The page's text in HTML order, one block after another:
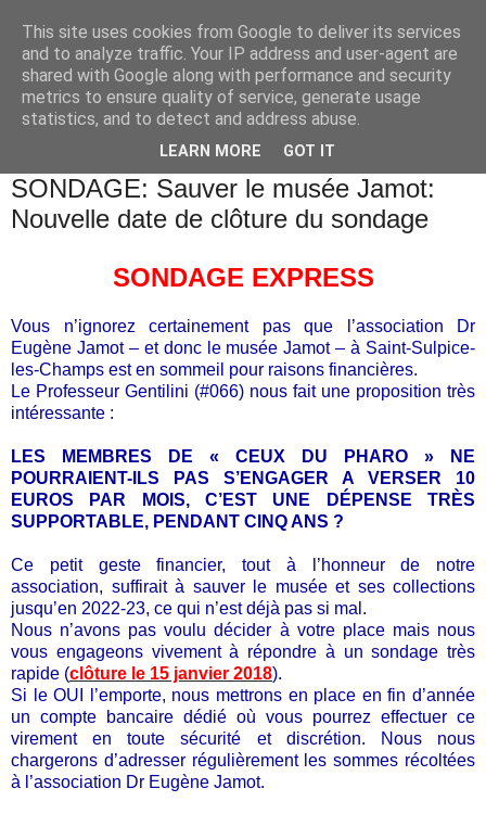
SONDAGE: Sauver le musée Jamot:
Nouvelle date de clôture du sondage
SONDAGE EXPRESS
Vous n’ignorez certainement pas que l’association Dr
Eugène Jamot – et donc le musée Jamot – à Saint-Sulpice-
les-Champs est en sommeil pour raisons financières.
Le Professeur Gentilini (#066) nous fait une proposition très
intéressante :
LES MEMBRES DE « CEUX DU PHARO » NE
POURRAIENT-ILS PAS S’ENGAGER A VERSER 10
EUROS PAR MOIS, C’EST UNE DÉPENSE TRÈS
SUPPORTABLE, PENDANT CINQ ANS ?
Ce petit geste financier, tout à l’honneur de notre
association, suffirait à sauver le musée et ses collections
jusqu’en 2022-23, ce qui n’est déjà pas si mal.
Nous n’avons pas voulu décider à votre place mais nous
vous engageons vivement à répondre à un sondage très
rapide (clôture le 15 janvier 2018).
Si le OUI l’emporte, nous mettrons en place en fin d’année
un compte bancaire dédié où vous pourrez effectuer ce
virement en toute sécurité et discrétion. Nous nous
chargerons d’adresser régulièrement les sommes récoltées
à l’association Dr Eugène Jamot.
This site uses cookies from Google to deliver its services
and to analyze traffic. Your IP address and user-agent are
shared with Google along with performance and security
metrics to ensure quality of service, generate usage
statistics, and to detect and address abuse.
LEARN MORE GOT IT